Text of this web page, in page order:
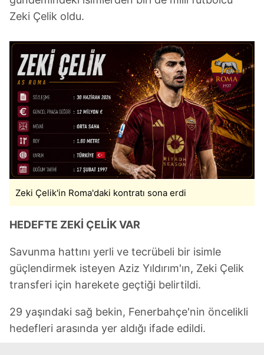
Zeki Çelik oldu.
Zeki Çelik'in Roma'daki kontratı sona erdi
HEDEFTE ZEKİ ÇELİK VAR
Savunma hattını yerli ve tecrübeli bir isimle
güçlendirmek isteyen Aziz Yıldırım'ın, Zeki Çelik
transferi için harekete geçtiği belirtildi.
29 yaşındaki sağ bekin, Fenerbahçe'nin öncelikli
hedefleri arasında yer aldığı ifade edildi.